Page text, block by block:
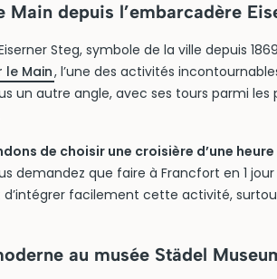
Main depuis l’embarcadère
Steg, symbole de la ville depuis
le Main, l’une des activités
un autre angle, avec ses tours parmi les
de choisir une croisière d’une heure
demandez que faire à Francfort en 1
facilement cette activité,
au musée Städel